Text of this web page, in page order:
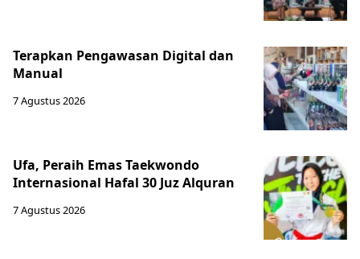
Terapkan Pengawasan Digital dan
Manual
7 Agustus 2026
Ufa, Peraih Emas Taekwondo
Internasional Hafal 30 Juz Alquran
7 Agustus 2026